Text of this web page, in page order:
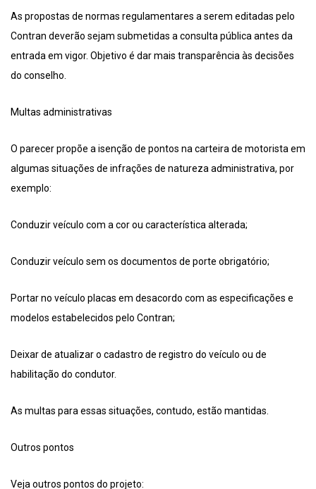
As propostas de normas regulamentares a serem editadas pelo
Contran deverão sejam submetidas a consulta pública antes da
entrada em vigor. Objetivo é dar mais transparência às decisões
do conselho.
Multas administrativas
O parecer propõe a isenção de pontos na carteira de motorista em
algumas situações de infrações de natureza administrativa, por
exemplo:
Conduzir veículo com a cor ou característica alterada;
Conduzir veículo sem os documentos de porte obrigatório;
Portar no veículo placas em desacordo com as especificações e
modelos estabelecidos pelo Contran;
Deixar de atualizar o cadastro de registro do veículo ou de
habilitação do condutor.
As multas para essas situações, contudo, estão mantidas.
Outros pontos
Veja outros pontos do projeto: